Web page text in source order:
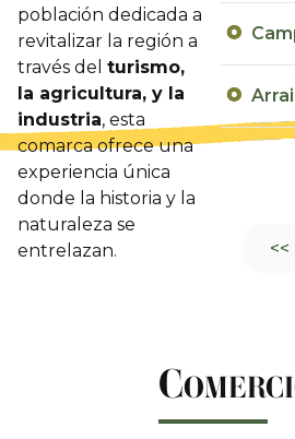
población dedicada a
revitalizar la región a
través del turismo,
la agricultura, y la
industria, esta
comarca ofrece una
experiencia única
donde la historia y la
naturaleza se
entrelazan.
C